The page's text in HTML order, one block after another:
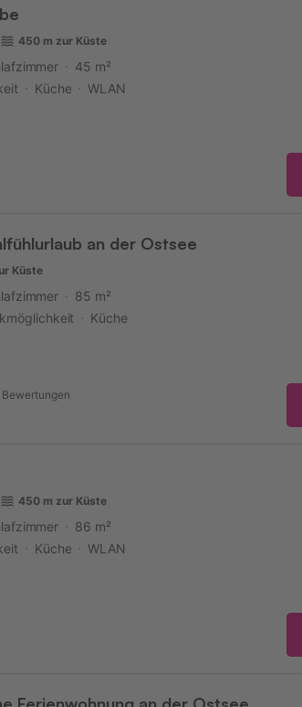
450 m zur Küste
45 m²
Küche WLAN
an der Ostsee
Küste
85 m²
Küche
Bewertungen
450 m zur Küste
86 m²
Küche WLAN